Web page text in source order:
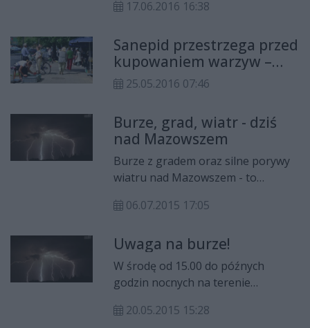
w województwie mazowieckim,
czerwca. Synoptycy prognozują
Prognozuje się gwałtowne burze,
możliwe opady gradu i porywisty
17.06.2016 16:38
Sanepid przestrzega przed
kupowaniem warzyw –
nowalijek
25.05.2016 07:46
Burze, grad, wiatr - dziś
nad Mazowszem
Burze z gradem oraz silne porywy
wiatru nad Mazowszem - to
i Gospodarki Wodnej. Groźne
poniedziałek nad terenem całego
województwa.
06.07.2015 17:05
Uwaga na burze!
W środę od 15.00 do późnych
godzin nocnych na terenie
pojawić się gwałtowne burze.
20.05.2015 15:28